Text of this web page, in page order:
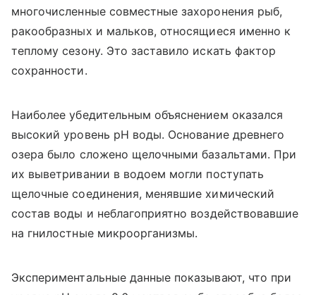
многочисленные совместные захоронения рыб,
ракообразных и мальков, относящиеся именно к
теплому сезону. Это заставило искать фактор
сохранности.
Наиболее убедительным объяснением оказался
высокий уровень pH воды. Основание древнего
озера было сложено щелочными базальтами. При
их выветривании в водоем могли поступать
щелочные соединения, менявшие химический
состав воды и неблагоприятно воздействовавшие
на гнилостные микроорганизмы.
Экспериментальные данные показывают, что при